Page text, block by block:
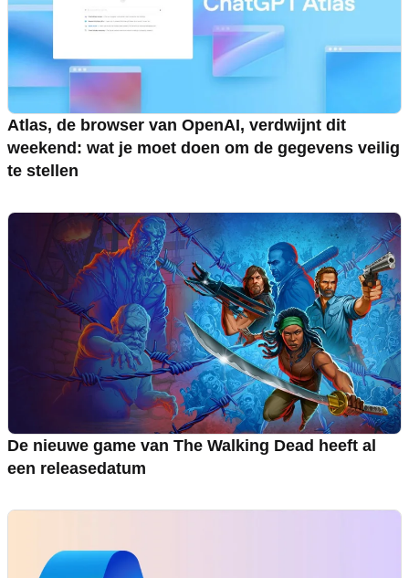
Atlas, de browser van OpenAI, verdwijnt dit
weekend: wat je moet doen om de gegevens veilig
te stellen
De nieuwe game van The Walking Dead heeft al
een releasedatum